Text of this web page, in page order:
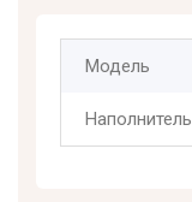
Модель
Наполнитель